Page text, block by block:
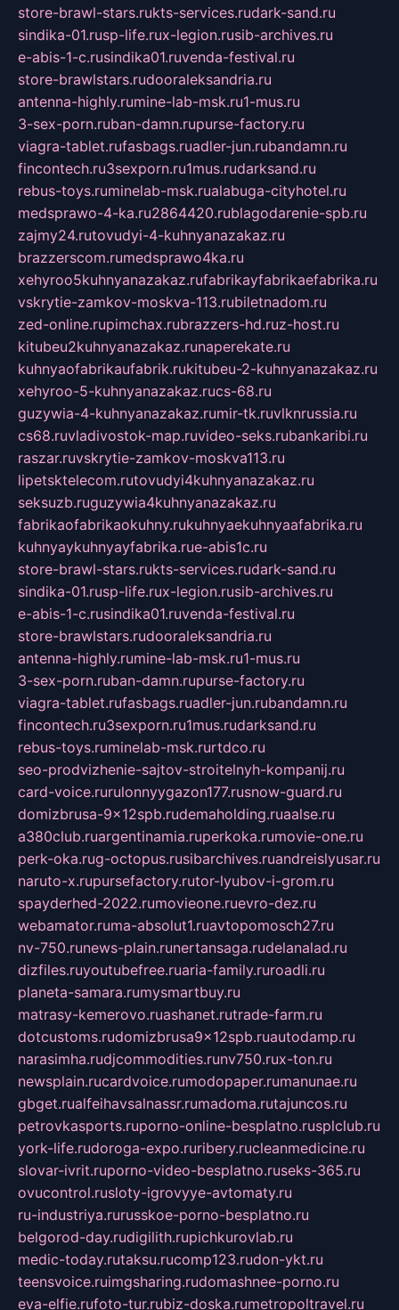
store-brawl-stars.rukts-services.rudark-sand.ru
sindika-01.rusp-life.rux-legion.rusib-archives.ru
e-abis-1-c.rusindika01.ruvenda-festival.ru
store-brawlstars.rudooraleksandria.ru
antenna-highly.rumine-lab-msk.ru1-mus.ru
3-sex-porn.ruban-damn.rupurse-factory.ru
viagra-tablet.rufasbags.ruadler-jun.rubandamn.ru
fincontech.ru3sexporn.ru1mus.rudarksand.ru
rebus-toys.ruminelab-msk.rualabuga-cityhotel.ru
medsprawo-4-ka.ru2864420.rublagodarenie-spb.ru
zajmy24.rutovudyi-4-kuhnyanazakaz.ru
brazzerscom.rumedsprawo4ka.ru
xehyroo5kuhnyanazakaz.rufabrikayfabrikaefabrika.ru
vskrytie-zamkov-moskva-113.rubiletnadom.ru
zed-online.rupimchax.rubrazzers-hd.ruz-host.ru
kitubeu2kuhnyanazakaz.runaperekate.ru
kuhnyaofabrikaufabrik.rukitubeu-2-kuhnyanazakaz.ru
xehyroo-5-kuhnyanazakaz.rucs-68.ru
guzywia-4-kuhnyanazakaz.rumir-tk.ruvlknrussia.ru
cs68.ruvladivostok-map.ruvideo-seks.rubankaribi.ru
raszar.ruvskrytie-zamkov-moskva113.ru
lipetsktelecom.rutovudyi4kuhnyanazakaz.ru
seksuzb.ruguzywia4kuhnyanazakaz.ru
fabrikaofabrikaokuhny.rukuhnyaekuhnyaafabrika.ru
kuhnyaykuhnyayfabrika.rue-abis1c.ru
store-brawl-stars.rukts-services.rudark-sand.ru
sindika-01.rusp-life.rux-legion.rusib-archives.ru
e-abis-1-c.rusindika01.ruvenda-festival.ru
store-brawlstars.rudooraleksandria.ru
antenna-highly.rumine-lab-msk.ru1-mus.ru
3-sex-porn.ruban-damn.rupurse-factory.ru
viagra-tablet.rufasbags.ruadler-jun.rubandamn.ru
fincontech.ru3sexporn.ru1mus.rudarksand.ru
rebus-toys.ruminelab-msk.rurtdco.ru
seo-prodvizhenie-sajtov-stroitelnyh-kompanij.ru
card-voice.rurulonnyygazon177.rusnow-guard.ru
domizbrusa-9x12spb.rudemaholding.ruaalse.ru
a380club.ruargentinamia.ruperkoka.rumovie-one.ru
perk-oka.rug-octopus.rusibarchives.ruandreislyusar.ru
naruto-x.rupursefactory.rutor-lyubov-i-grom.ru
spayderhed-2022.rumovieone.ruevro-dez.ru
webamator.ruma-absolut1.ruavtopomosch27.ru
nv-750.runews-plain.runertansaga.rudelanalad.ru
dizfiles.ruyoutubefree.ruaria-family.ruroadli.ru
planeta-samara.rumysmartbuy.ru
matrasy-kemerovo.ruashanet.rutrade-farm.ru
dotcustoms.rudomizbrusa9x12spb.ruautodamp.ru
narasimha.rudjcommodities.runv750.rux-ton.ru
newsplain.rucardvoice.rumodopaper.rumanunae.ru
gbget.rualfeihavsalnassr.rumadoma.rutajuncos.ru
petrovkasports.ruporno-online-besplatno.rusplclub.ru
york-life.rudoroga-expo.ruribery.rucleanmedicine.ru
slovar-ivrit.ruporno-video-besplatno.ruseks-365.ru
ovucontrol.rusloty-igrovyye-avtomaty.ru
ru-industriya.rurusskoe-porno-besplatno.ru
belgorod-day.rudigilith.rupichkurovlab.ru
medic-today.rutaksu.rucomp123.rudon-ykt.ru
teensvoice.ruimgsharing.rudomashnee-porno.ru
eva-elfie.rufoto-tur.rubiz-doska.rumetropoltravel.ru